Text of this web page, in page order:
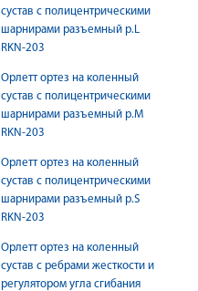
сустав с полицентрическими
шарнирами разъемный р.L
RKN-203
Орлетт ортез на коленный
сустав с полицентрическими
шарнирами разъемный р.M
RKN-203
Орлетт ортез на коленный
сустав с полицентрическими
шарнирами разъемный р.S
RKN-203
Орлетт ортез на коленный
сустав с ребрами жесткости и
регулятором угла сгибания